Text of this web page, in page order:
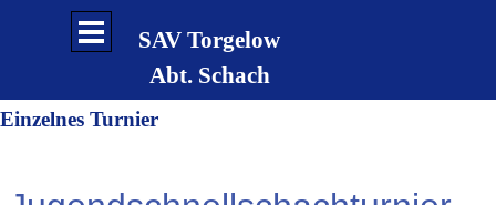
Direkt zum Seiteninhalt
SAV Torgelow
Abt. Schach
Menü überspringen
Einzelnes Turnier